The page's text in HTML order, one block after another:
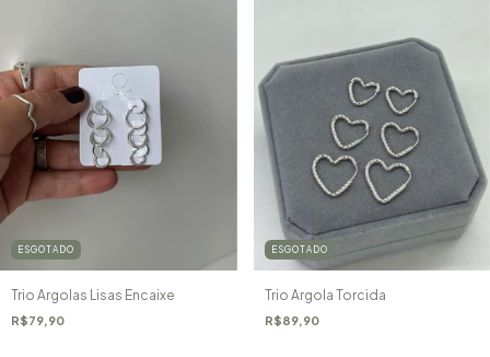
ESGOTADO
Trio Argolas Lisas Encaixe
R$79,90
ESGOTADO
Trio Argola Torcida
R$89,90